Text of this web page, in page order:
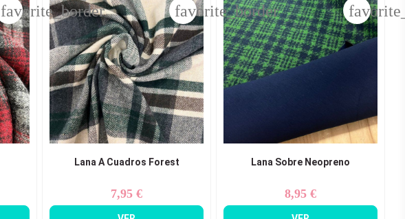
favorite_border
Lana A Cuadros Forest
Precio
7,95 €
favorite_border
Lana Sobre Neopreno
Precio
8,95 €